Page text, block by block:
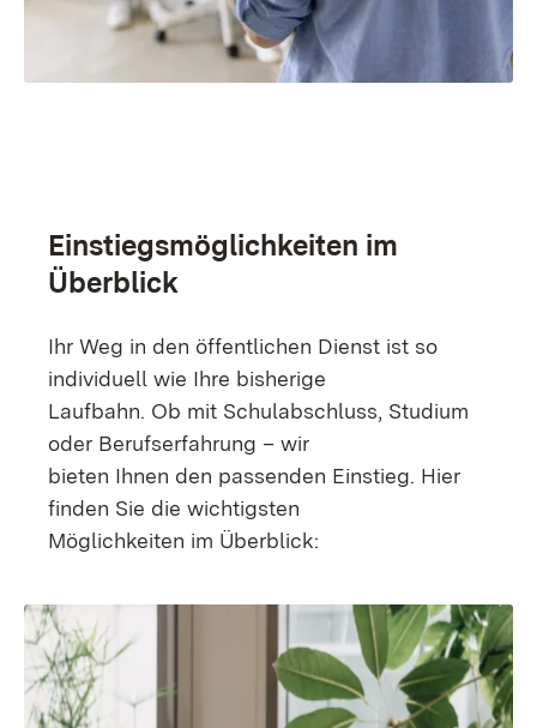
Einstiegsmöglichkeiten im
Überblick
Ihr Weg in den öffentlichen Dienst ist so
individuell wie Ihre bisherige
Laufbahn. Ob mit Schulabschluss, Studium
oder Berufserfahrung – wir
bieten Ihnen den passenden Einstieg. Hier
finden Sie die wichtigsten
Möglichkeiten im Überblick: